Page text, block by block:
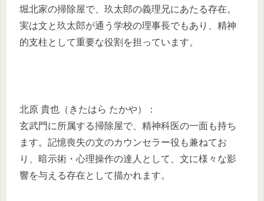
堀北家の掃除屋で、玖太郎の義理兄にあたる存在。
実は文と玖太郎が通う学校の理事長でもあり、精神
的支柱として重要な役割を担っています。
北原 貴也（きたはら たかや）：
玄武門に所属する掃除屋で、精神科医の一面も持ち
ます。記憶喪失の文のカウンセラー役も兼ねてお
り、暗示術・心理操作の達人として、文に様々な影
響を与える存在として描かれます。